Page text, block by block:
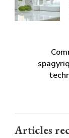
Articles